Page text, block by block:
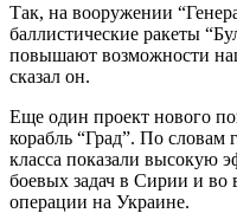
Так, на вооружении
баллистические ракеты
повышают возможности
сказал он.
Еще один проект нового
корабль “Град”. По словам
класса показали высокую
боевых задач в Сирии и во
операции на Украине.